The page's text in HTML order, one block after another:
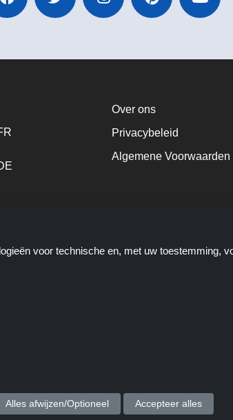
Over ons
Privacybeleid
Algemene Voorwaarden
en kortingscodes biedt; deze deals of
© 2025 Kortingscop. Alle rechten voorbehouden.
voor technische en, met uw toestemming,
Alles afwijzen/Optioneel Accepteer alles